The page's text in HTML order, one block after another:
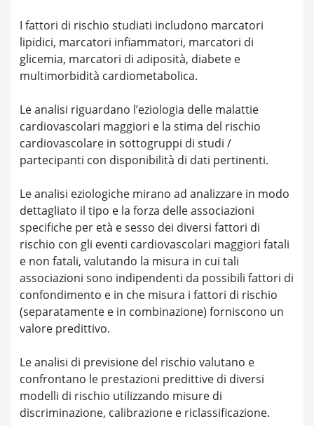
I fattori di rischio studiati includono marcatori
lipidici, marcatori infiammatori, marcatori di
glicemia, marcatori di adiposità, diabete e
multimorbidità cardiometabolica.
Le analisi riguardano l’eziologia delle malattie
cardiovascolari maggiori e la stima del rischio
cardiovascolare in sottogruppi di studi /
partecipanti con disponibilità di dati pertinenti.
Le analisi eziologiche mirano ad analizzare in modo
dettagliato il tipo e la forza delle associazioni
specifiche per età e sesso dei diversi fattori di
rischio con gli eventi cardiovascolari maggiori fatali
e non fatali, valutando la misura in cui tali
associazioni sono indipendenti da possibili fattori di
confondimento e in che misura i fattori di rischio
(separatamente e in combinazione) forniscono un
valore predittivo.
Le analisi di previsione del rischio valutano e
confrontano le prestazioni predittive di diversi
modelli di rischio utilizzando misure di
discriminazione, calibrazione e riclassificazione.